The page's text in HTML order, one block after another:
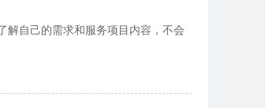
解自己的需求和服务项目内容，不会